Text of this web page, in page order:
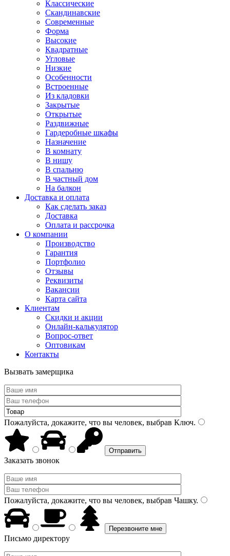
Классические
Скандинавские
Современные
Форма
Высокие
Квадратные
Угловые
Низкие
Особенности
Встроенные
Из кладовки
Закрытые
Открытые
Раздвижные
Гардеробные шкафы
Назначение
В комнату
В нишу
В спальню
В частный дом
На балкон
Доставка и оплата
Как сделать заказ
Доставка
Оплата и рассрочка
О компании
Производство
Гарантия
Портфолио
Отзывы
Реквизиты
Вакансии
Карта сайта
Клиентам
Скидки и акции
Онлайн-калькулятор
Вопрос-ответ
Оптовикам
Контакты
Вызвать замерщика
Пожалуйста, докажите, что вы человек, выбрав Ключ.
Заказать звонок
Пожалуйста, докажите, что вы человек, выбрав Чашку.
Письмо директору